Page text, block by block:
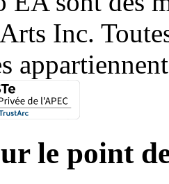
Inc.
le point